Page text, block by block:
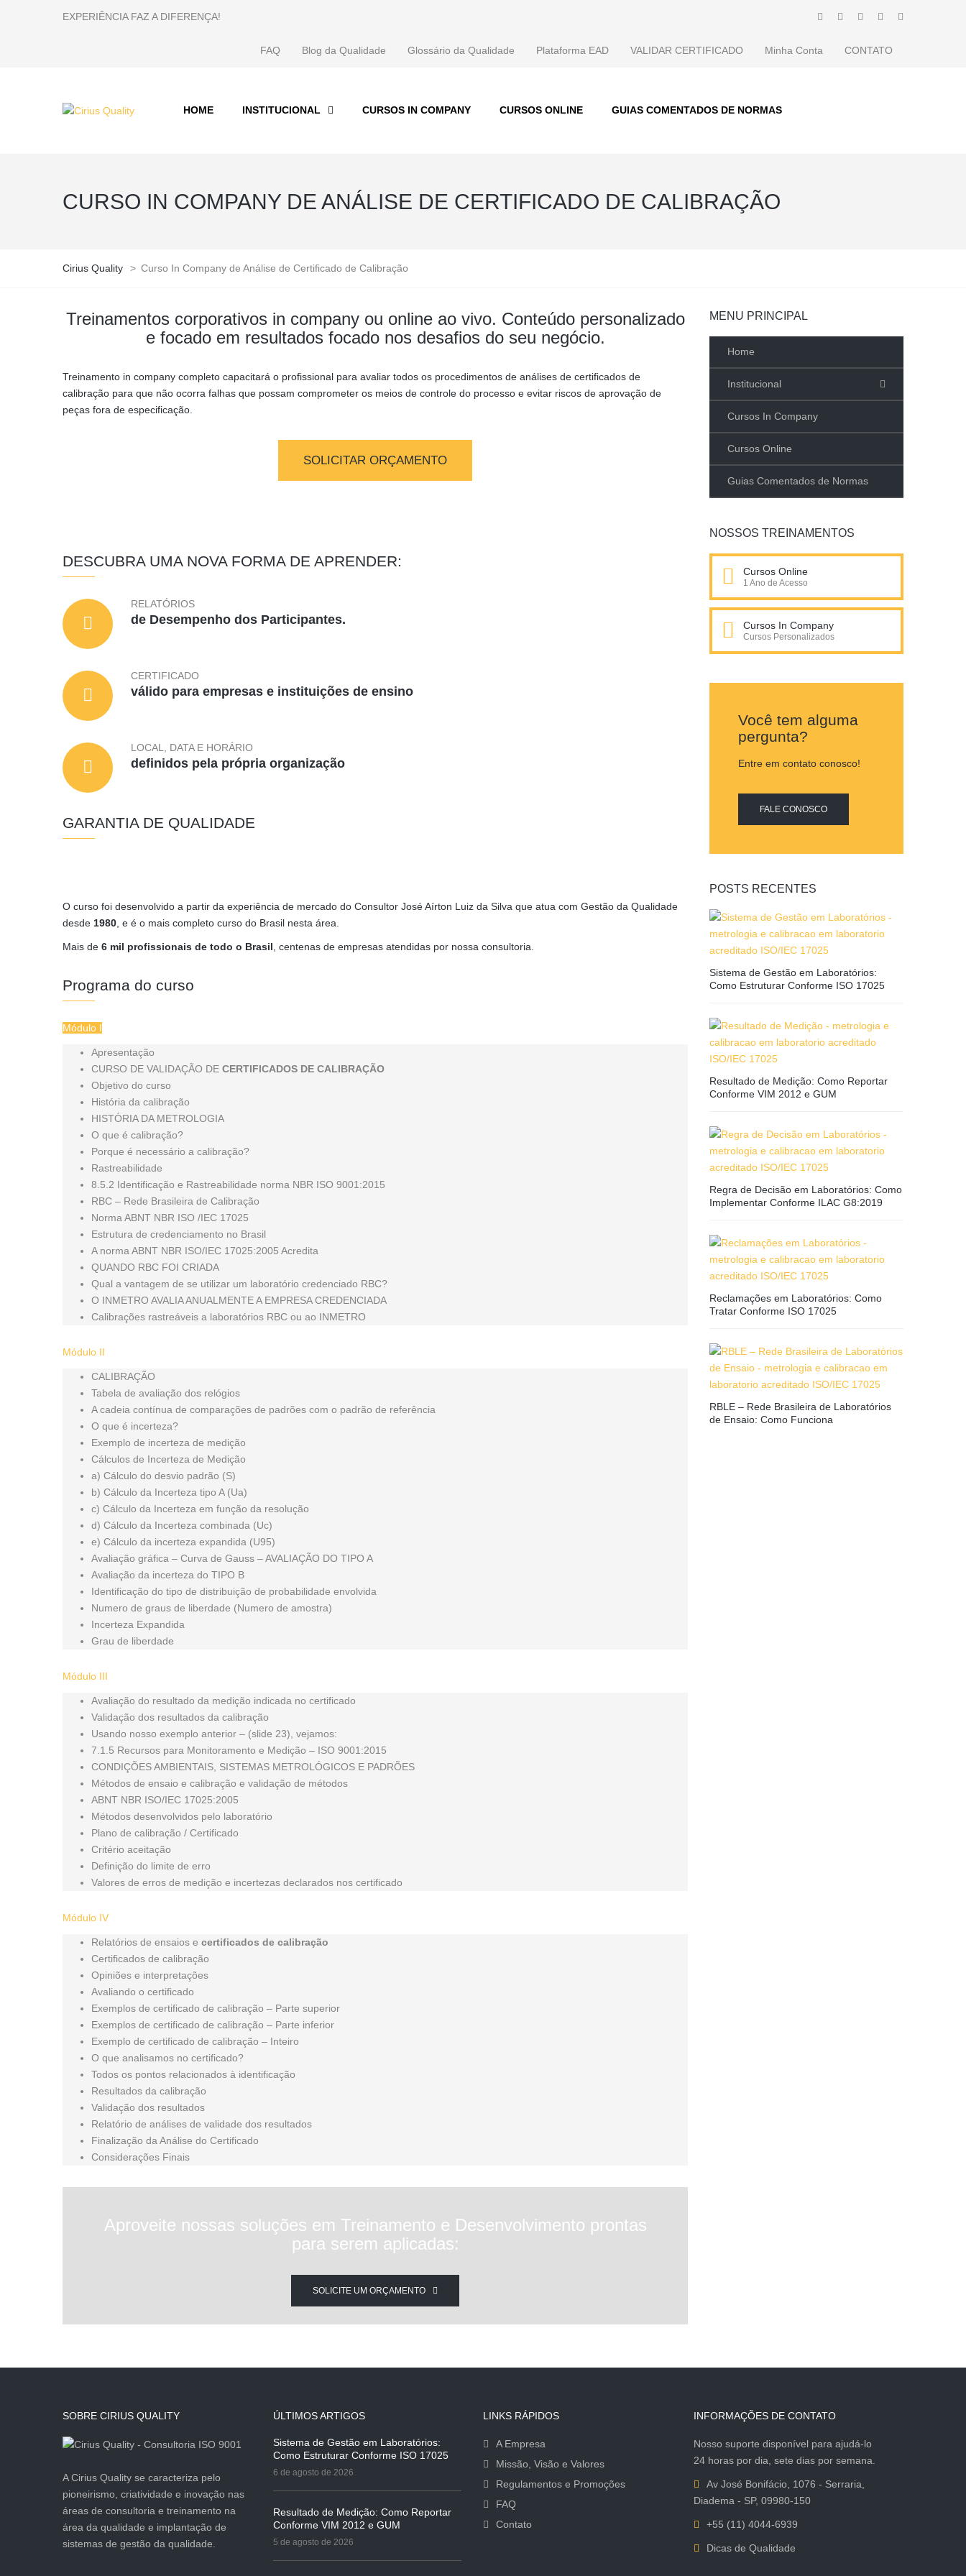
EXPERIÊNCIA FAZ A DIFERENÇA!
FAQ Blog da Qualidade Glossário da Qualidade Plataforma EAD VALIDAR CERTIFICADO Minha Conta CONTATO
HOME INSTITUCIONAL CURSOS IN COMPANY CURSOS ONLINE GUIAS COMENTADOS DE NORMAS
CURSO IN COMPANY DE ANÁLISE DE CERTIFICADO DE CALIBRAÇÃO
Cirius Quality > Curso In Company de Análise de Certificado de Calibração
Treinamentos corporativos in company ou online ao vivo. Conteúdo personalizado
e focado em resultados focado nos desafios do seu negócio.
Treinamento in company completo capacitará o profissional para avaliar todos os procedimentos de análises de certificados de
calibração para que não ocorra falhas que possam comprometer os meios de controle do processo e evitar riscos de aprovação de
peças fora de especificação.
SOLICITAR ORÇAMENTO
DESCUBRA UMA NOVA FORMA DE APRENDER:
RELATÓRIOS
de Desempenho dos Participantes.
CERTIFICADO
válido para empresas e instituições de ensino
LOCAL, DATA E HORÁRIO
definidos pela própria organização
GARANTIA DE QUALIDADE
O curso foi desenvolvido a partir da experiência de mercado do Consultor José Aírton Luiz da Silva que atua com Gestão da Qualidade
desde 1980 , e é o mais completo curso do Brasil nesta área.
Mais de 6 mil profissionais de todo o Brasil , centenas de empresas atendidas por nossa consultoria.
Programa do curso
Módulo I
Apresentação
CURSO DE VALIDAÇÃO DE CERTIFICADOS DE CALIBRAÇÃO
Objetivo do curso
História da calibração
HISTÓRIA DA METROLOGIA
O que é calibração?
Porque é necessário a calibração?
Rastreabilidade
8.5.2 Identificação e Rastreabilidade norma NBR ISO 9001:2015
RBC – Rede Brasileira de Calibração
Norma ABNT NBR ISO /IEC 17025
Estrutura de credenciamento no Brasil
A norma ABNT NBR ISO/IEC 17025:2005 Acredita
QUANDO RBC FOI CRIADA
Qual a vantagem de se utilizar um laboratório credenciado RBC?
O INMETRO AVALIA ANUALMENTE A EMPRESA CREDENCIADA
Calibrações rastreáveis a laboratórios RBC ou ao INMETRO
Módulo II
CALIBRAÇÃO
Tabela de avaliação dos relógios
A cadeia contínua de comparações de padrões com o padrão de referência
O que é incerteza?
Exemplo de incerteza de medição
Cálculos de Incerteza de Medição
a) Cálculo do desvio padrão (S)
b) Cálculo da Incerteza tipo A (Ua)
c) Cálculo da Incerteza em função da resolução
d) Cálculo da Incerteza combinada (Uc)
e) Cálculo da incerteza expandida (U95)
Avaliação gráfica – Curva de Gauss – AVALIAÇÃO DO TIPO A
Avaliação da incerteza do TIPO B
Identificação do tipo de distribuição de probabilidade envolvida
Numero de graus de liberdade (Numero de amostra)
Incerteza Expandida
Grau de liberdade
Módulo III
Avaliação do resultado da medição indicada no certificado
Validação dos resultados da calibração
Usando nosso exemplo anterior – (slide 23), vejamos:
7.1.5 Recursos para Monitoramento e Medição – ISO 9001:2015
CONDIÇÕES AMBIENTAIS, SISTEMAS METROLÓGICOS E PADRÕES
Métodos de ensaio e calibração e validação de métodos
ABNT NBR ISO/IEC 17025:2005
Métodos desenvolvidos pelo laboratório
Plano de calibração / Certificado
Critério aceitação
Definição do limite de erro
Valores de erros de medição e incertezas declarados nos certificado
Módulo IV
Relatórios de ensaios e certificados de calibração
Certificados de calibração
Opiniões e interpretações
Avaliando o certificado
Exemplos de certificado de calibração – Parte superior
Exemplos de certificado de calibração – Parte inferior
Exemplo de certificado de calibração – Inteiro
O que analisamos no certificado?
Todos os pontos relacionados à identificação
Resultados da calibração
Validação dos resultados
Relatório de análises de validade dos resultados
Finalização da Análise do Certificado
Considerações Finais
Aproveite nossas soluções em Treinamento e Desenvolvimento prontas
para serem aplicadas:
SOLICITE UM ORÇAMENTO
MENU PRINCIPAL
Home
Institucional
Cursos In Company
Cursos Online
Guias Comentados de Normas
NOSSOS TREINAMENTOS
Cursos Online
1 Ano de Acesso
Cursos In Company
Cursos Personalizados
Você tem alguma
pergunta?
Entre em contato conosco!
FALE CONOSCO
POSTS RECENTES
Sistema de Gestão em Laboratórios:
Como Estruturar Conforme ISO 17025
Resultado de Medição: Como Reportar
Conforme VIM 2012 e GUM
Regra de Decisão em Laboratórios: Como
Implementar Conforme ILAC G8:2019
Reclamações em Laboratórios: Como
Tratar Conforme ISO 17025
RBLE – Rede Brasileira de Laboratórios
de Ensaio: Como Funciona
SOBRE CIRIUS QUALITY
A Cirius Quality se caracteriza pelo
pioneirismo, criatividade e inovação nas
áreas de consultoria e treinamento na
área da qualidade e implantação de
sistemas de gestão da qualidade.
ÚLTIMOS ARTIGOS
Sistema de Gestão em Laboratórios:
Como Estruturar Conforme ISO 17025
6 de agosto de 2026
Resultado de Medição: Como Reportar
Conforme VIM 2012 e GUM
5 de agosto de 2026
LINKS RÁPIDOS
A Empresa
Missão, Visão e Valores
Regulamentos e Promoções
FAQ
Contato
INFORMAÇÕES DE CONTATO
Nosso suporte disponível para ajudá-lo
24 horas por dia, sete dias por semana.
Av José Bonifácio, 1076 - Serraria,
Diadema - SP, 09980-150
+55 (11) 4044-6939
Dicas de Qualidade